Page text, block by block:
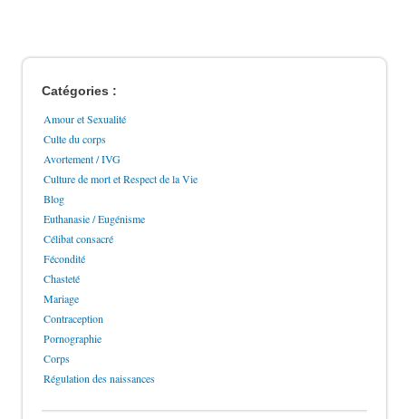
Catégories :
Amour et Sexualité
Culte du corps
Avortement / IVG
Culture de mort et Respect de la Vie
Blog
Euthanasie / Eugénisme
Célibat consacré
Fécondité
Chasteté
Mariage
Contraception
Pornographie
Corps
Régulation des naissances